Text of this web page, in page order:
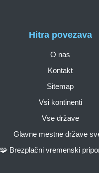
Hitra povezava
O nas
Kontakt
Sitemap
Vsi kontinenti
Vse države
Glavne mestne države
🧩 Brezplačni vremenski